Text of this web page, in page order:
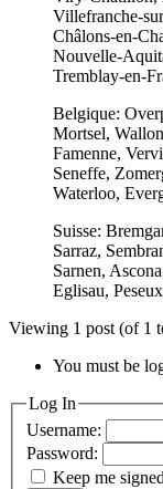
Villefranche-
Châlons-en-
Nouvelle-
Tremblay-en-
Belgique:
Mortsel,
Famenne,
Seneffe,
Waterloo,
Suisse:
Sarraz,
Sarnen,
Eglisau,
Viewing 1 post (of 1
You must be
Log In
Username:
Password:
Keep me